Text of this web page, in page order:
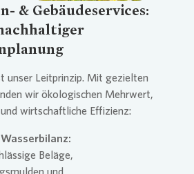
& Gebäudeservices:
unser Leitprinzip. Mit gezielten
wir ökologischen Mehrwert,
wirtschaftliche Effizienz:
Beläge,
und